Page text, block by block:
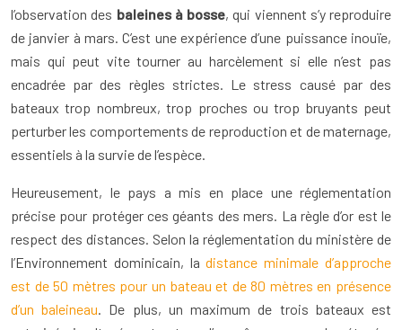
l’observation des baleines à bosse, qui viennent s’y reproduire
de janvier à mars. C’est une expérience d’une puissance inouïe,
mais qui peut vite tourner au harcèlement si elle n’est pas
encadrée par des règles strictes. Le stress causé par des
bateaux trop nombreux, trop proches ou trop bruyants peut
perturber les comportements de reproduction et de maternage,
essentiels à la survie de l’espèce.
Heureusement, le pays a mis en place une réglementation
précise pour protéger ces géants des mers. La règle d’or est le
respect des distances. Selon la réglementation du ministère de
l’Environnement dominicain, ladistance minimale d’approche
est de 50 mètres pour un bateau et de 80 mètres en présence
d’un baleineau. De plus, un maximum de trois bateaux est